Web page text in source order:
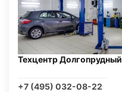
Техцентр Долгопрудный
+7 (495) 032-08-22